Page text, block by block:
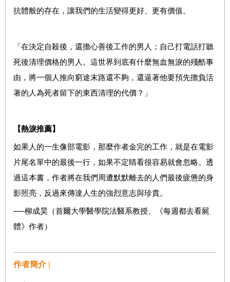
抗體般的存在，讓我們的生活變得更好、更有價值。
「在決定自殺後，還擔心善後工作的男人；自己打電話打聽
死後清理價格的男人。 這世界到底有什麼無血無淚的殘酷事
由，將一個人推向窮途末路還不夠，還逼著他要預先擔負活
著的人為死者留下的東西清理的代價？」
【熱淚推薦】
如果人的一生像部電影，那麼作者金完的工作，就是在電影
片尾名單中的最後一行，如果不定睛看很容易就會忽略。透
過這本書，作者將在我們周遭默默離去的人們最後疲憊的身
影照亮，反過來傳達人生的強烈意志與珍貴。
──柳成昊（首爾大學醫學院法醫系教授、《每週都去看屍
體》作者）
作者簡介 |